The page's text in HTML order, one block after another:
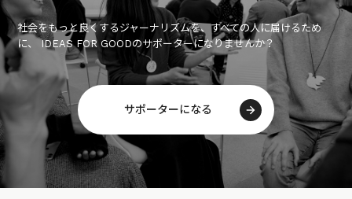
社会をもっと良くするジャーナリズムを、すべての人に届けるため
に、 IDEAS FOR GOODのサポーターになりませんか？
サポーターになる